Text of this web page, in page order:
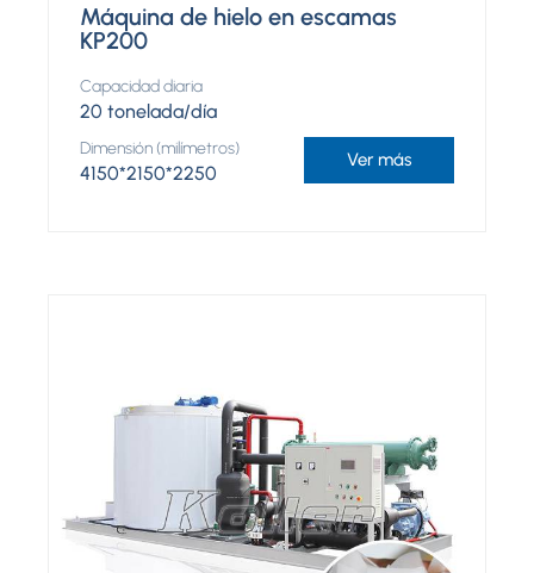
Máquina de hielo en escamas
KP200
Capacidad diaria
20 tonelada/día
Dimensión (milímetros)
4150*2150*2250
Ver más